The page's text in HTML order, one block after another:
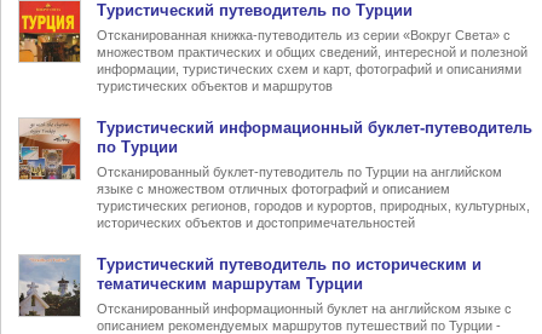
Туристический путеводитель по Турции
Отсканированная книжка-путеводитель из серии «Вокруг Света» с
множеством практических и общих сведений, интересной и полезной
информации, туристических схем и карт, фотографий и описаниями
туристических объектов и маршрутов
Туристический информационный буклет-путеводитель
по Турции
Отсканированный буклет-путеводитель по Турции на английском
языке с множеством отличных фотографий и описанием
туристических регионов, городов и курортов, природных, культурных,
исторических объектов и достопримечательностей
Туристический путеводитель по историческим и
тематическим маршрутам Турции
Отсканированный информационный буклет на английском языке с
описанием рекомендуемых маршрутов путешествий по Турции -